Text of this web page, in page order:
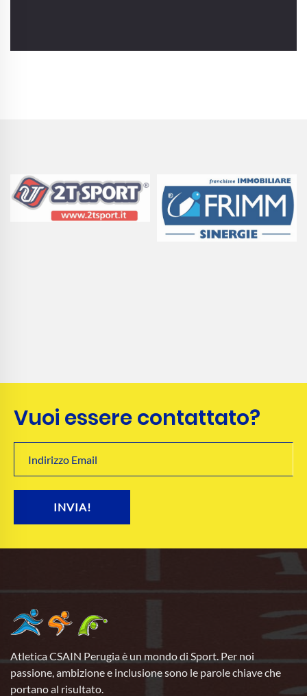
Vuoi essere contattato?
INVIA!
Atletica CSAIN Perugia è un mondo di Sport. Per noi
passione, ambizione e inclusione sono le parole chiave che
portano al risultato.